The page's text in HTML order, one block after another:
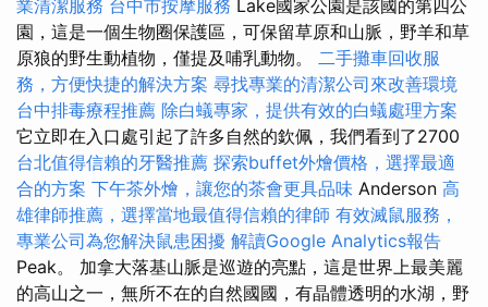
業清潔服務 台中市按摩服務 Lake國家公園是該國的第四公
園，這是一個生物圈保護區，可保留草原和山脈，野羊和草
原狼的野生動植物，僅提及哺乳動物。 二手攤車回收服
務，方便快捷的解決方案 尋找專業的清潔公司來改善環境
台中排毒療程推薦 除白蟻專家，提供有效的白蟻處理方案
它立即在入口處引起了許多自然的欽佩，我們看到了2700
台北值得信賴的牙醫推薦 探索buffet外燴價格，選擇最適
合的方案 下午茶外燴，讓您的茶會更具品味 Anderson 高
雄律師推薦，選擇當地最值得信賴的律師 有效滅鼠服務，
專業公司為您解決鼠患困擾 解讀Google Analytics報告
Peak。 加拿大落基山脈是巡遊的亮點，這是世界上最美麗
的高山之一，無所不在的自然國國，有晶體透明的水湖，野